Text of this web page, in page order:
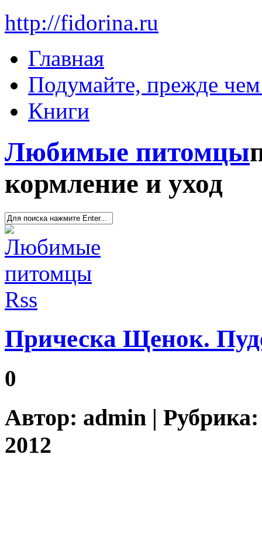
http://fidorina.ru
Главная
Подумайте, прежде чем
Книги
Любимые питомцы
кормление и уход
Прическа Щенок.
0
Автор: admin |
2012